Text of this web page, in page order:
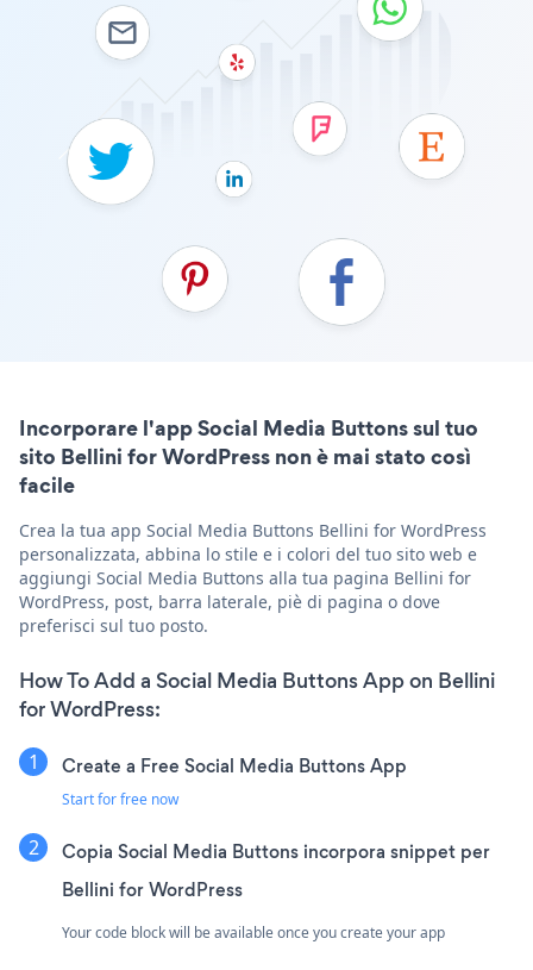
Incorporare l'app Social Media Buttons sul tuo
sito Bellini for WordPress non è mai stato così
facile
Crea la tua app Social Media Buttons Bellini for WordPress
personalizzata, abbina lo stile e i colori del tuo sito web e
aggiungi Social Media Buttons alla tua pagina Bellini for
WordPress, post, barra laterale, piè di pagina o dove
preferisci sul tuo posto.
How To Add a Social Media Buttons App on Bellini
for WordPress:
Create a Free Social Media Buttons App
Start for free now
Copia Social Media Buttons incorpora snippet per
Bellini for WordPress
Your code block will be available once you create your app